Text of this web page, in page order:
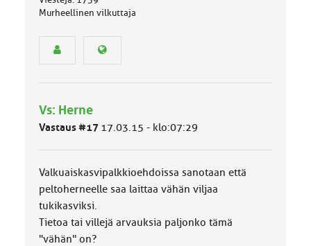
s
e
l
u
a
:
Murheellinen vilkuttaja
Vs: Herne
Vastaus #17 17.03.15 - klo:07:29
Valkuaiskasvipalkkioehdoissa sanotaan että
peltoherneelle saa laittaa vähän viljaa
tukikasviksi.
Tietoa tai villejä arvauksia paljonko tämä
"vähän" on?